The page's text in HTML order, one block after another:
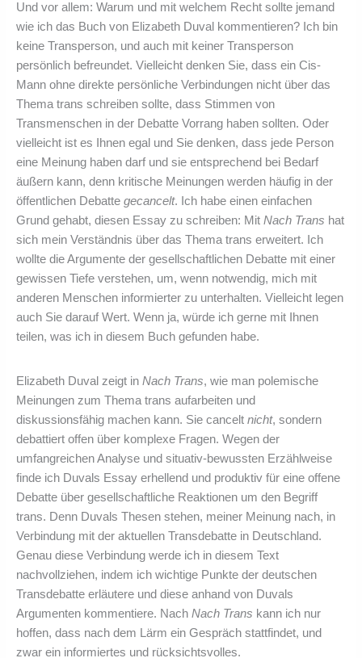
Und vor allem: Warum und mit welchem Recht sollte jemand
wie ich das Buch von Elizabeth Duval kommentieren? Ich bin
keine Transperson, und auch mit keiner Transperson
persönlich befreundet. Vielleicht denken Sie, dass ein Cis-
Mann ohne direkte persönliche Verbindungen nicht über das
Thema trans schreiben sollte, dass Stimmen von
Transmenschen in der Debatte Vorrang haben sollten. Oder
vielleicht ist es Ihnen egal und Sie denken, dass jede Person
eine Meinung haben darf und sie entsprechend bei Bedarf
äußern kann, denn kritische Meinungen werden häufig in der
öffentlichen Debatte gecancelt. Ich habe einen einfachen
Grund gehabt, diesen Essay zu schreiben: Mit Nach Trans hat
sich mein Verständnis über das Thema trans erweitert. Ich
wollte die Argumente der gesellschaftlichen Debatte mit einer
gewissen Tiefe verstehen, um, wenn notwendig, mich mit
anderen Menschen informierter zu unterhalten. Vielleicht legen
auch Sie darauf Wert. Wenn ja, würde ich gerne mit Ihnen
teilen, was ich in diesem Buch gefunden habe.
Elizabeth Duval zeigt in Nach Trans, wie man polemische
Meinungen zum Thema trans aufarbeiten und
diskussionsfähig machen kann. Sie cancelt nicht, sondern
debattiert offen über komplexe Fragen. Wegen der
umfangreichen Analyse und situativ-bewussten Erzählweise
finde ich Duvals Essay erhellend und produktiv für eine offene
Debatte über gesellschaftliche Reaktionen um den Begriff
trans. Denn Duvals Thesen stehen, meiner Meinung nach, in
Verbindung mit der aktuellen Transdebatte in Deutschland.
Genau diese Verbindung werde ich in diesem Text
nachvollziehen, indem ich wichtige Punkte der deutschen
Transdebatte erläutere und diese anhand von Duvals
Argumenten kommentiere. Nach Nach Trans kann ich nur
hoffen, dass nach dem Lärm ein Gespräch stattfindet, und
zwar ein informiertes und rücksichtsvolles.